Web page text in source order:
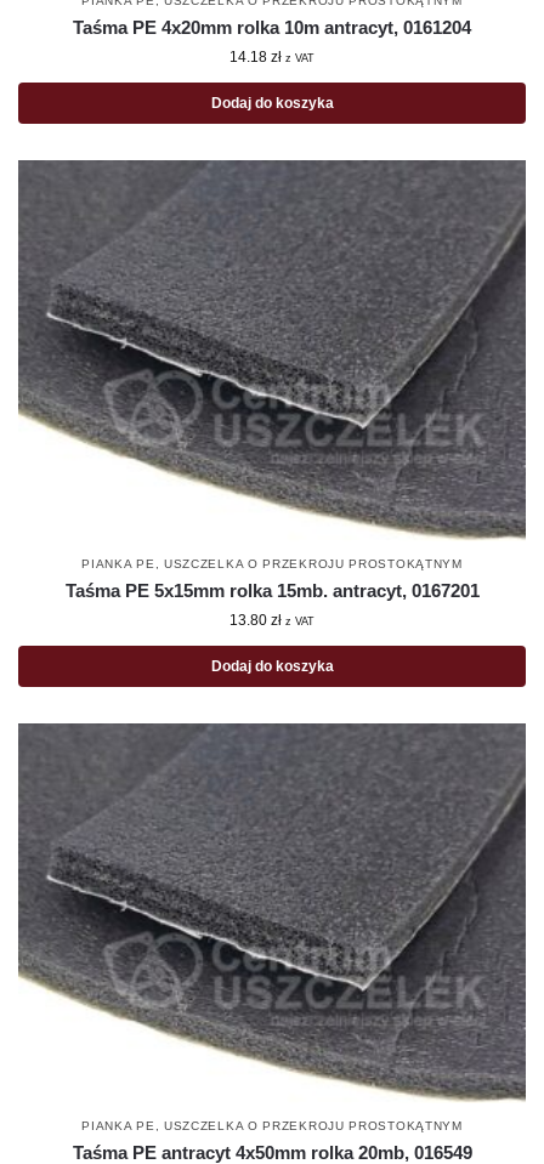
Taśma PE 4x20mm rolka 10m antracyt, 0161204
14.18 zł z VAT
Dodaj do koszyka
PIANKA PE USZCZELKA O PRZEKROJU PROSTOKĄTNYM
Taśma PE 5x15mm rolka 15mb. antracyt, 0167201
13.80 zł z VAT
Dodaj do koszyka
PIANKA PE USZCZELKA O PRZEKROJU PROSTOKĄTNYM
Taśma PE antracyt 4x50mm rolka 20mb, 016549